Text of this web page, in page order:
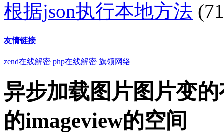
根据json执行本地方法
友情链接
zend在线解密 php在线解密 旗领网络
异步加载图片图片变
的imageview的空间